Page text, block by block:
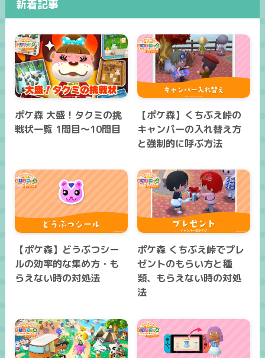
新着記事
ポケ森 大盛！タクミの挑
戦状一覧 1問目～10問目
【ポケ森】くちぶえ峠の
キャンパーの入れ替え方
と強制的に呼ぶ方法
【ポケ森】どうぶつシー
ルの効率的な集め方・も
らえない時の対処法
ポケ森 くちぶえ峠でプレ
ゼントのもらい方と種
類、もらえない時の対処
法